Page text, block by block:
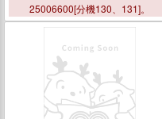
25006600[分機130、131]。